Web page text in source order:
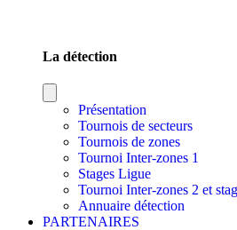
La détection
Présentation
Tournois de secteurs
Tournois de zones
Tournoi Inter-zones 1
Stages Ligue
Tournoi Inter-zones 2 et
Annuaire détection
PARTENAIRES